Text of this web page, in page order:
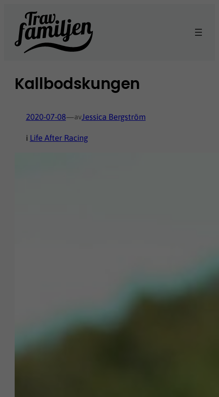
Hoppa
innehåll
Kallbodskungen
2020-07-08—avJessica Bergström
i Life After Racing